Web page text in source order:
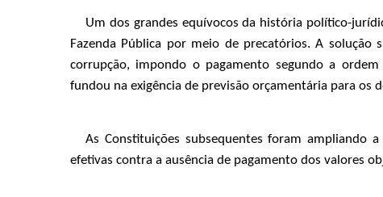
Um dos grandes equívocos da história político-
Fazenda Pública por meio de precatórios. A
corrupção, impondo o pagamento segundo a
fundou na exigência de previsão orçamentária para os
As Constituições subsequentes foram ampliando
efetivas contra a ausência de pagamento dos valores